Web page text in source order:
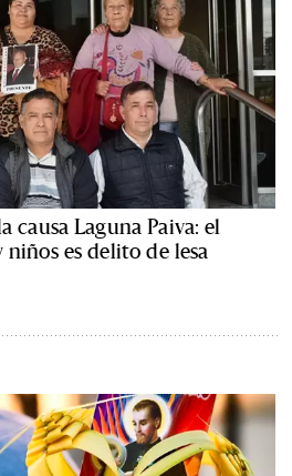
causa Laguna Paiva: el
es delito de lesa